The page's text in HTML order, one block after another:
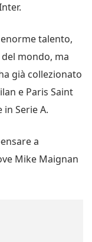
talento,
mondo, ma
già collezionato
e Paris Saint
Serie A.
a
Mike Maignan